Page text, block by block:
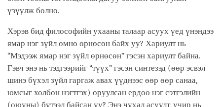
үзүүлж болно.
Хэрэв бид философийн ухааны талаар асуух үед үнэндээ
ямар нэг зүйл өмнө өрнөсөн байх уу? Хариулт нь
“Мэдээж ямар нэг зүйл өрнөсөн” гэсэн хариулт байна.
Гэвч энэ нь тэдгээрийг “түүх” гэсэн синтезэд (өөр эсвэл
шинэ бүхэл зүйл гаргаж авах үүднээс өөр өөр санаа,
юмсыг холбон нэгтгэх) оруулсан ердөө нэг сэтгэлийн
(оюуны) бүтээл байсан уу? Энэ чухал асуулт, учир нь